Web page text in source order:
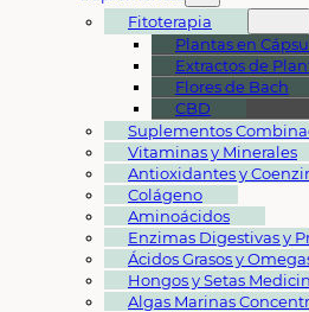
Fitoterapia
Plantas en
Extractos de
Flores de Bach
CBD
Suplementos
Vitaminas y Minerales
Antioxidantes y
Colágeno
Aminoácidos
Enzimas Digestivas y
Ácidos Grasos y
Hongos y Setas
Algas Marinas